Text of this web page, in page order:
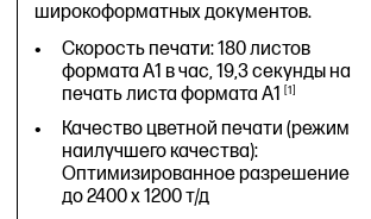
широкоформатных документов.
Скорость печати: 180 листов
формата A1 в час, 19,3 секунды на
печать листа формата A1 1
Качество цветной печати (режим
наилучшего качества):
Оптимизированное разрешение
до 2400 x 1200 т/д